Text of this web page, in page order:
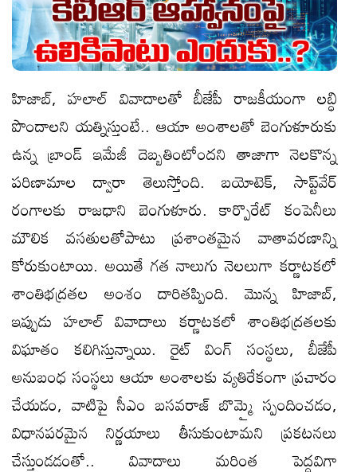
హిజాబ్, హలాల్‌ వివాదాలతో బీజేపీ రాజకీయంగా లబ్ధి
పొందాలని యత్నిస్తుంటే.. ఆయా అంశాలతో బెంగుళూరుకు
ఉన్న బ్రాండ్‌ ఇమేజీ దెబ్బతింటోందని తాజాగా నెలకొన్న
పరిణామాల ద్వారా తెలుస్తోంది. బయోటెక్, సాప్ట్‌వేర్‌
రంగాలకు రాజధాని బెంగుళూరు. కార్పొరేట్‌ కంపెనీలు
మౌలిక వసతులతోపాటు ప్రశాంతమైన వాతావరణాన్ని
కోరుకుంటాయి. అయితే గత నాలుగు నెలలుగా కర్ణాటకలో
శాంతిభద్రతల అంశం దారితప్పింది. మొన్న హిజాబ్,
ఇప్పుడు హలాల్‌ వివాదాలు కర్ణాటకలో శాంతిభద్రతలకు
విఘాతం కలిగిస్తున్నాయి. రైట్‌ వింగ్‌ సంస్థలు, బీజేపీ
అనుబంధ సంస్థలు ఆయా అంశాలకు వ్యతిరేకంగా ప్రచారం
చేయడం, వాటిపై సీఎం బసవరాజ్‌ బొమ్మై స్పందించడం,
విధానపరమైన నిర్ణయాలు తీసుకుంటామని ప్రకటనలు
చేస్తుండడంతో.. వివాదాలు మరింత పెద్దవిగా